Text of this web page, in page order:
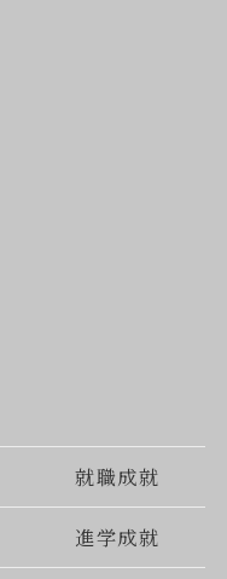
就職成就
進学成就